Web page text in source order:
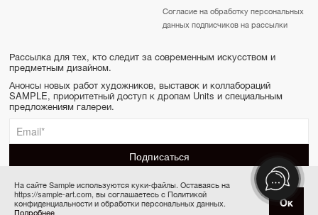
Товар отсутствует
Согласие на обработку персональных
данных подписчиков на рассылки
Рассылка для тех, кто следит за современным искусством и
предметным дизайном.
Анонсы новых работ художников, выставок и коллабораций
SAMPLE, приоритетный доступ к дропам Units и специальным
предложениям галереи.
SAMPLE | Online gallery & Auction © 2022-2026
Сделано в Апривер
На сайте Sample используются куки-файлы. Оставаясь на
https://sample-art.com, вы соглашаетесь с Политикой
конфиденциальности и обработки персональных данных.
Подробнее
Ок